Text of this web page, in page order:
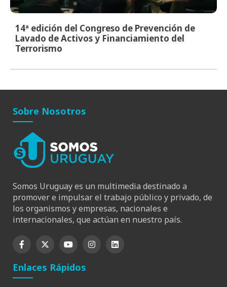
14ª edición del Congreso de Prevención de
Lavado de Activos y Financiamiento del
Terrorismo
Sobre Nosotros
Somos Uruguay es un multimedia destinado a
promover e impulsar el trabajo público y privado, de
los organismos y empresas, nacionales e
internacionales, que actúan en nuestro país.
Enlaces Rápidos